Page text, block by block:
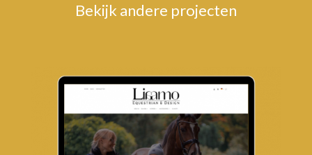
Bekijk andere projecten